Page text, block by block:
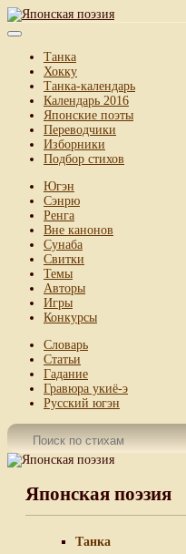
Танка
Хокку
Танка-календарь
Календарь 2016
Японские поэты
Переводчики
Изборники
Подбор стихов
Югэн
Сэнрю
Ренга
Вне канонов
Сунаба
Свитки
Темы
Авторы
Игры
Конкурсы
Словарь
Статьи
Гадание
Гравюра укиё-э
Русский югэн
Японская поэзия
Танка